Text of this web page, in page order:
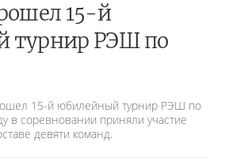
15-й
турнир РЭШ по
15-й юбилейный турнир РЭШ по
в соревновании приняли участие
девяти команд.